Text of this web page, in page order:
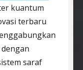
kuantum
terbaru
saraf